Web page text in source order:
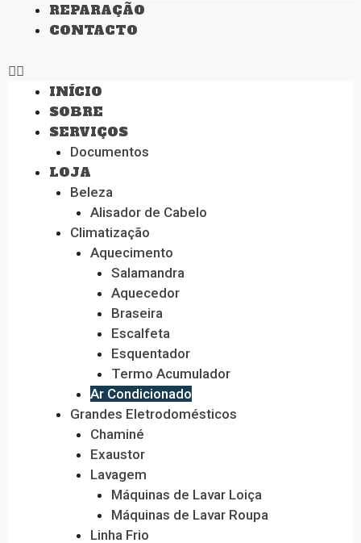
REPARAÇÃO
CONTACTO
INÍCIO
SOBRE
SERVIÇOS
Documentos
LOJA
Beleza
Alisador de Cabelo
Climatização
Aquecimento
Salamandra
Aquecedor
Braseira
Escalfeta
Esquentador
Termo Acumulador
Ar Condicionado
Grandes Eletrodomésticos
Chaminé
Exaustor
Lavagem
Máquinas de Lavar Loiça
Máquinas de Lavar Roupa
Linha Frio